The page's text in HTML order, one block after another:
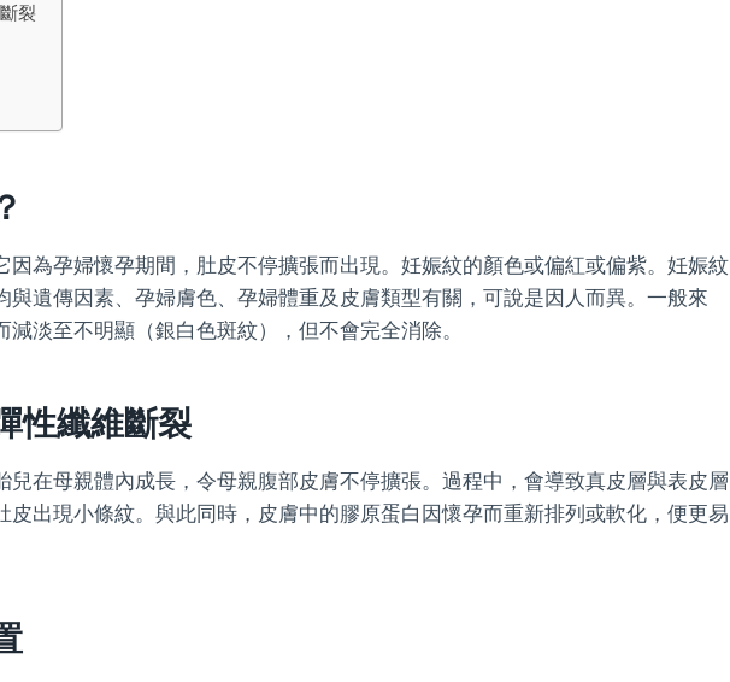
裂
因為孕婦懷孕期間，肚皮不停擴張而出現。妊娠紋的顏色或偏紅或偏紫。妊娠紋
與遺傳因素、孕婦膚色、孕婦體重及皮膚類型有關，可說是因人而異。一般來
淡至不明顯（銀白色斑紋），但不會完全消除。
性纖維斷裂
兒在母親體內成長，令母親腹部皮膚不停擴張。過程中，會導致真皮層與表皮層
皮出現小條紋。與此同時，皮膚中的膠原蛋白因懷孕而重新排列或軟化，便更易